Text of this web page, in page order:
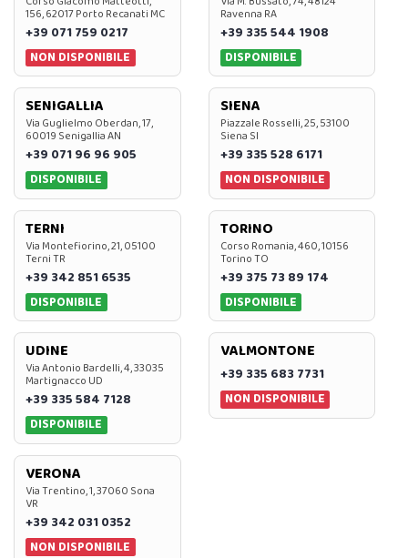
156, 62017 Porto Recanati MC
+39 071 759 0217
NON DISPONIBILE
Ravenna RA
+39 335 544 1908
DISPONIBILE
SENIGALLIA
Via Guglielmo Oberdan, 17,
60019 Senigallia AN
+39 071 96 96 905
DISPONIBILE
SIENA
Piazzale Rosselli, 25, 53100
Siena SI
+39 335 528 6171
NON DISPONIBILE
TERNI
Via Montefiorino, 21, 05100
Terni TR
+39 342 851 6535
DISPONIBILE
TORINO
Corso Romania, 460, 10156
Torino TO
+39 375 73 89 174
DISPONIBILE
UDINE
Via Antonio Bardelli, 4, 33035
Martignacco UD
+39 335 584 7128
DISPONIBILE
VALMONTONE
+39 335 683 7731
NON DISPONIBILE
VERONA
Via Trentino, 1, 37060 Sona
VR
+39 342 031 0352
NON DISPONIBILE